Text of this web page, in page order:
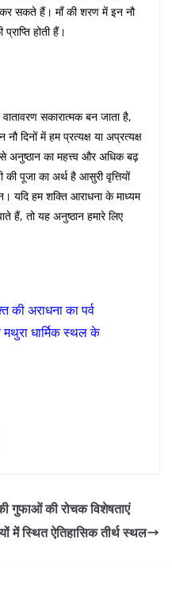
कर सकते हैं। माँ की शरण में इन नौ
होती हैं।
सकारात्मक बन जाता है,
दिनों में हम प्रत्यक्ष या अप्रत्यक्ष
का महत्त्व और अधिक बढ़
की पूजा का अर्थ है आसुरी वृत्तियों
यदि हम शक्ति आराधना के माध्यम
हैं, तो यह अनुष्ठान हमारे लिए
अराधना का पर्व
धार्मिक स्थल के
गुफाओं की रोचक विशेषताएं
में स्थित ऐतिहासिक तीर्थ स्थल